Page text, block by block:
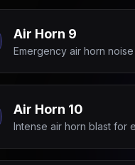
Air Horn 9
Emergency air horn
Air Horn 10
Intense air horn blast for